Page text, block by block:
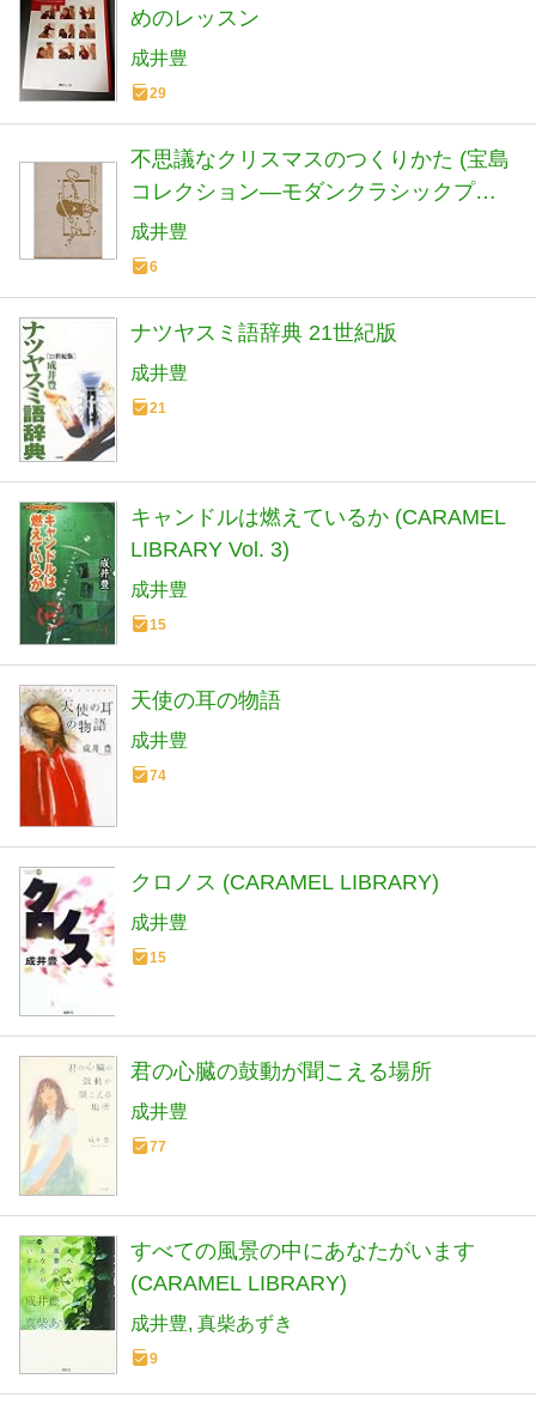
めのレッスン
成井豊
29
不思議なクリスマスのつくりかた (宝島
コレクション―モダンクラシックプレ
イズ)
成井豊
6
ナツヤスミ語辞典 21世紀版
成井豊
21
キャンドルは燃えているか (CARAMEL
LIBRARY Vol. 3)
成井豊
15
天使の耳の物語
成井豊
74
クロノス (CARAMEL LIBRARY)
成井豊
15
君の心臓の鼓動が聞こえる場所
成井豊
77
すべての風景の中にあなたがいます
(CARAMEL LIBRARY)
成井豊 真柴あずき
9